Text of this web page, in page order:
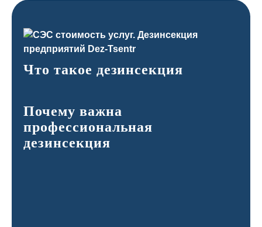
Что такое дезинсекция
Почему важна
профессиональная
дезинсекция